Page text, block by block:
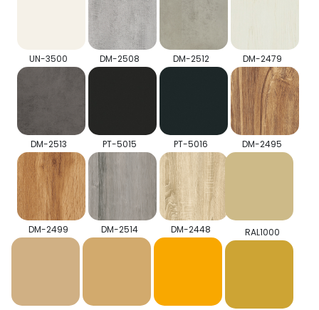
UN-3500 DM-2508 DM-2512 DM-2479
DM-2513 PT-5015 PT-5016 DM-2495
DM-2499 DM-2514 DM-2448 RAL1000